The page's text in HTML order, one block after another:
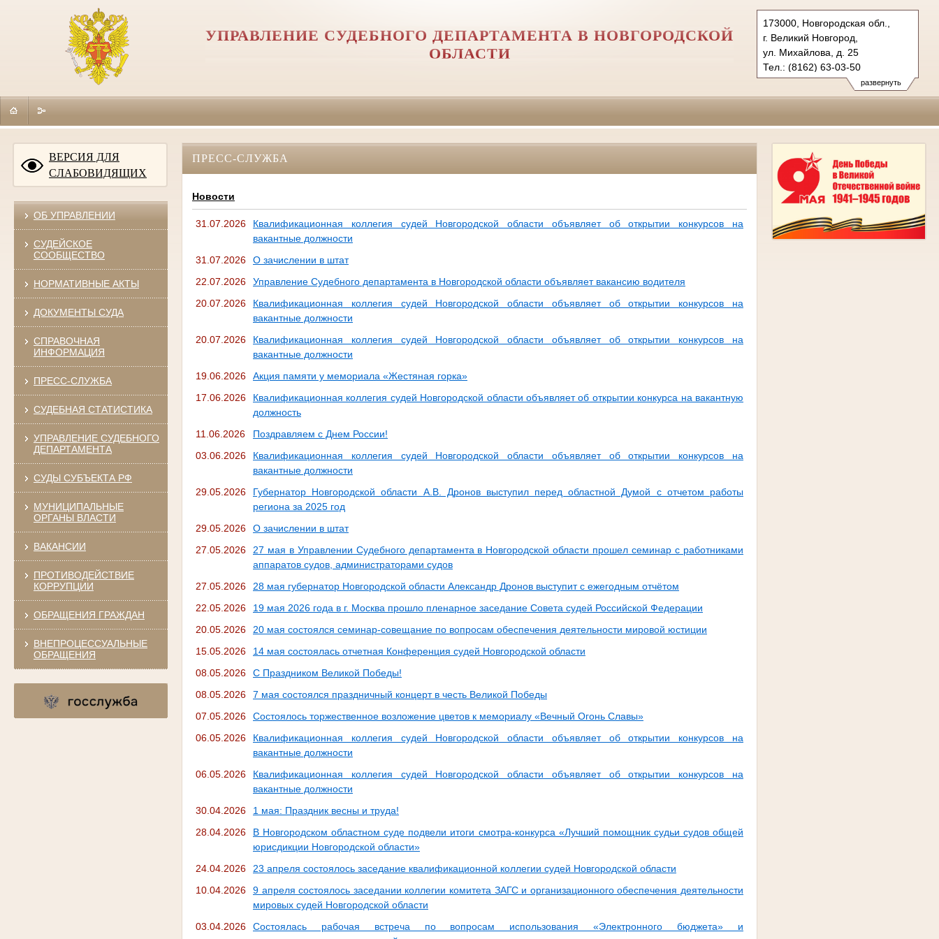
развернуть
173000, Новгородская обл.,
г. Великий Новгород,
ул. Михайлова, д. 25
Тел.: (8162) 63-03-50
usd.nvg@sudrf.ru
УПРАВЛЕНИЕ СУДЕБНОГО ДЕПАРТАМЕНТА В НОВГОРОДСКОЙ
ОБЛАСТИ
ВЕРСИЯ ДЛЯ
СЛАБОВИДЯЩИХ
ОБ УПРАВЛЕНИИ
СУДЕЙСКОЕ
СООБЩЕСТВО
НОРМАТИВНЫЕ АКТЫ
ДОКУМЕНТЫ СУДА
СПРАВОЧНАЯ
ИНФОРМАЦИЯ
ПРЕСС-СЛУЖБА
СУДЕБНАЯ СТАТИСТИКА
УПРАВЛЕНИЕ СУДЕБНОГО
ДЕПАРТАМЕНТА
СУДЫ СУБЪЕКТА РФ
МУНИЦИПАЛЬНЫЕ
ОРГАНЫ ВЛАСТИ
ВАКАНСИИ
ПРОТИВОДЕЙСТВИЕ
КОРРУПЦИИ
ОБРАЩЕНИЯ ГРАЖДАН
ВНЕПРОЦЕССУАЛЬНЫЕ
ОБРАЩЕНИЯ
ПРЕСС-СЛУЖБА
Новости
31.07.2026
Квалификационная коллегия судей Новгородской области объявляет об открытии конкурсов на
вакантные должности
31.07.2026
О зачислении в штат
22.07.2026
Управление Судебного департамента в Новгородской области объявляет вакансию водителя
20.07.2026
Квалификационная коллегия судей Новгородской области объявляет об открытии конкурсов на
вакантные должности
20.07.2026
Квалификационная коллегия судей Новгородской области объявляет об открытии конкурсов на
вакантные должности
19.06.2026
Акция памяти у мемориала «Жестяная горка»
17.06.2026
Квалификационная коллегия судей Новгородской области объявляет об открытии конкурса на вакантную
должность
11.06.2026
Поздравляем с Днем России!
03.06.2026
Квалификационная коллегия судей Новгородской области объявляет об открытии конкурсов на
вакантные должности
29.05.2026
Губернатор Новгородской области А.В. Дронов выступил перед областной Думой с отчетом работы
региона за 2025 год
29.05.2026
О зачислении в штат
27.05.2026
27 мая в Управлении Судебного департамента в Новгородской области прошел семинар с работниками
аппаратов судов, администраторами судов
27.05.2026
28 мая губернатор Новгородской области Александр Дронов выступит с ежегодным отчётом
22.05.2026
19 мая 2026 года в г. Москва прошло пленарное заседание Совета судей Российской Федерации
20.05.2026
20 мая состоялся семинар-совещание по вопросам обеспечения деятельности мировой юстиции
15.05.2026
14 мая состоялась отчетная Конференция судей Новгородской области
08.05.2026
С Праздником Великой Победы!
08.05.2026
7 мая состоялся праздничный концерт в честь Великой Победы
07.05.2026
Состоялось торжественное возложение цветов к мемориалу «Вечный Огонь Славы»
06.05.2026
Квалификационная коллегия судей Новгородской области объявляет об открытии конкурсов на
вакантные должности
06.05.2026
Квалификационная коллегия судей Новгородской области объявляет об открытии конкурсов на
вакантные должности
30.04.2026
1 мая: Праздник весны и труда!
28.04.2026
В Новгородском областном суде подвели итоги смотра-конкурса «Лучший помощник судьи судов общей
юрисдикции Новгородской области»
24.04.2026
23 апреля состоялось заседание квалификационной коллегии судей Новгородской области
10.04.2026
9 апреля состоялось заседании коллегии комитета ЗАГС и организационного обеспечения деятельности
мировых судей Новгородской области
03.04.2026
Состоялась рабочая встреча по вопросам использования «Электронного бюджета» и